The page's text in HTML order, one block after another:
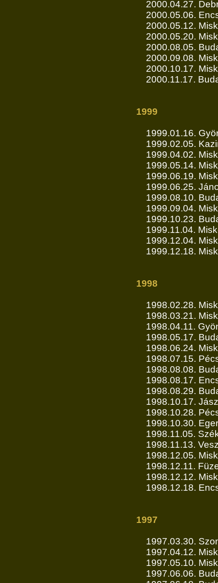
2000.04.27.
2000.05.06.
2000.05.12.
2000.05.20.
2000.08.05.
2000.09.08.
2000.10.17.
2000.11.17.
1999
1999.01.16.
1999.02.05.
1999.04.02.
1999.05.14.
1999.06.19.
1999.06.25.
1999.08.10.
1999.09.04.
1999.10.23.
1999.11.04.
1999.12.04.
1999.12.18.
1998
1998.02.28.
1998.03.21.
1998.04.11.
1998.05.17.
1998.06.24.
1998.07.15.
1998.08.08.
1998.08.17.
1998.08.29.
1998.10.17.
1998.10.28.
1998.10.30.
1998.11.05.
1998.11.13.
1998.12.05.
1998.12.11.
1998.12.12.
1998.12.18.
1997
1997.03.30.
1997.04.12.
1997.05.10.
1997.06.06.